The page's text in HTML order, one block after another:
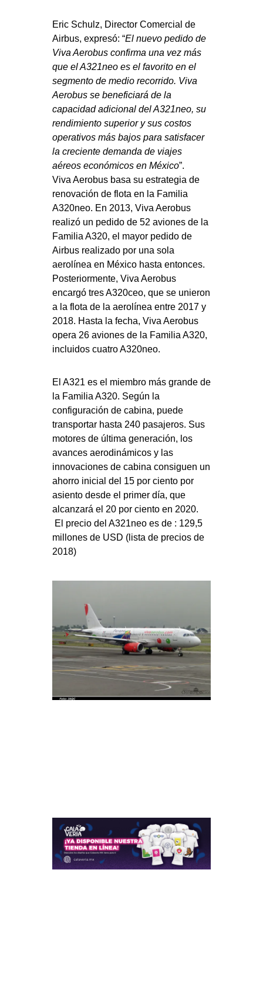
Eric Schulz, Director Comercial de
Airbus, expresó: “El nuevo pedido de
Viva Aerobus confirma una vez más
que el A321neo es el favorito en el
segmento de medio recorrido. Viva
Aerobus se beneficiará de la
capacidad adicional del A321neo, su
rendimiento superior y sus costos
operativos más bajos para satisfacer
la creciente demanda de viajes
aéreos económicos en México”.
Viva Aerobus basa su estrategia de
renovación de flota en la Familia
A320neo. En 2013, Viva Aerobus
realizó un pedido de 52 aviones de la
Familia A320, el mayor pedido de
Airbus realizado por una sola
aerolínea en México hasta entonces.
Posteriormente, Viva Aerobus
encargó tres A320ceo, que se unieron
a la flota de la aerolínea entre 2017 y
2018. Hasta la fecha, Viva Aerobus
opera 26 aviones de la Familia A320,
incluidos cuatro A320neo.
El A321 es el miembro más grande de
la Familia A320. Según la
configuración de cabina, puede
transportar hasta 240 pasajeros. Sus
motores de última generación, los
avances aerodinámicos y las
innovaciones de cabina consiguen un
ahorro inicial del 15 por ciento por
asiento desde el primer día, que
alcanzará el 20 por ciento en 2020.
El precio del A321neo es de : 129,5
millones de USD (lista de precios de
2018)